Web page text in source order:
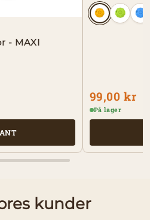
- MAXI
99,00 kr
På lager
kunder